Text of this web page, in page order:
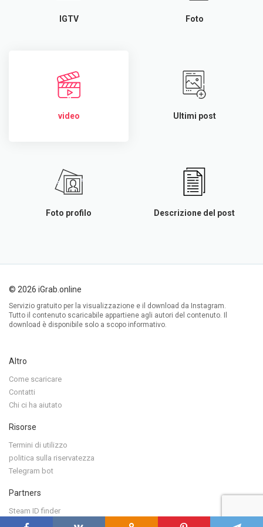
IGTV Foto
video Ultimi post
Foto profilo Descrizione del post
© 2026 iGrab.online
Servizio gratuito per la visualizzazione e il download da Instagram.
Tutto il contenuto scaricabile appartiene agli autori del contenuto. Il
download è disponibile solo a scopo informativo.
Altro
Come scaricare
Contatti
Chi ci ha aiutato
Risorse
Termini di utilizzo
politica sulla riservatezza
Telegram bot
Partners
Steam ID finder